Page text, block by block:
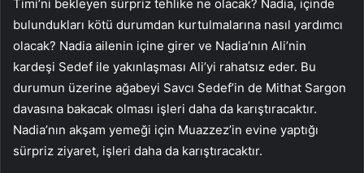
Timi’ni bekleyen sürpriz tehlike ne olacak? Nadia, içinde
bulundukları kötü durumdan kurtulmalarına nasıl yardımcı
olacak? Nadia ailenin içine girer ve Nadia’nın Ali’nin
kardeşi Sedef ile yakınlaşması Ali’yi rahatsız eder. Bu
durumun üzerine ağabeyi Savcı Sedef’in de Mithat Sargon
davasına bakacak olması işleri daha da karıştıracaktır.
Nadia’nın akşam yemeği için Muazzez’in evine yaptığı
sürpriz ziyaret, işleri daha da karıştıracaktır.